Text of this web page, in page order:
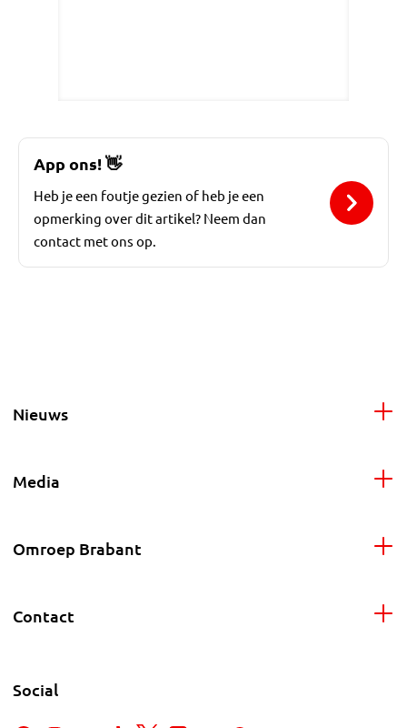
App ons!👋
Heb je een foutje gezien of heb je een
opmerking over dit artikel? Neem dan
contact met ons op.
Nieuws
Media
Omroep Brabant
Contact
Social